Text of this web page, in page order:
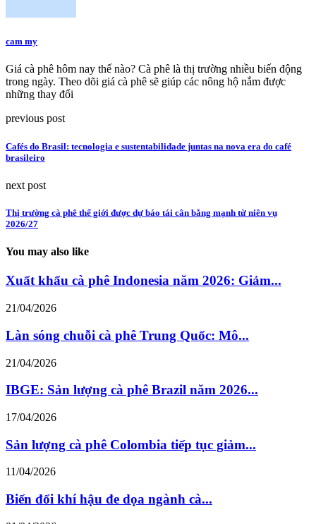
cam my
Giá cà phê hôm nay thế nào? Cà phê là thị trường nhiều biến động
trong ngày. Theo dõi giá cà phê sẽ giúp các nông hộ nắm được
những thay đổi
previous post
Cafés do Brasil: tecnologia e sustentabilidade juntas na nova era do café
brasileiro
next post
Thị trường cà phê thế giới được dự báo tái cân bằng mạnh từ niên vụ
2026/27
You may also like
Xuất khẩu cà phê Indonesia năm 2026: Giảm...
21/04/2026
Làn sóng chuỗi cà phê Trung Quốc: Mô...
21/04/2026
IBGE: Sản lượng cà phê Brazil năm 2026...
17/04/2026
Sản lượng cà phê Colombia tiếp tục giảm...
11/04/2026
Biến đổi khí hậu đe dọa ngành cà...